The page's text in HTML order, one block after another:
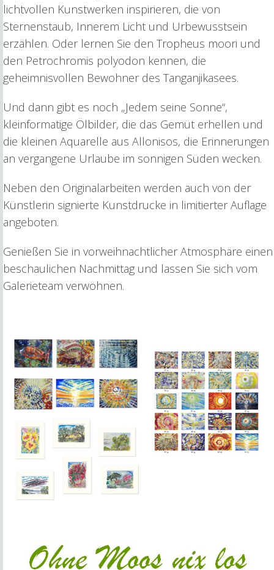
lichtvollen Kunstwerken inspirieren, die von
Sternenstaub, Innerem Licht und Urbewusstsein
erzählen. Oder lernen Sie den Tropheus moori und
den Petrochromis polyodon kennen, die
geheimnisvollen Bewohner des Tanganjikasees.
Und dann gibt es noch „Jedem seine Sonne“,
kleinformatige Ölbilder, die das Gemüt erhellen und
die kleinen Aquarelle aus Allonisos, die Erinnerungen
an vergangene Urlaube im sonnigen Süden wecken.
Neben den Originalarbeiten werden auch von der
Künstlerin signierte Kunstdrucke in limitierter Auflage
angeboten.
Genießen Sie in vorweihnachtlicher Atmosphäre einen
beschaulichen Nachmittag und lassen Sie sich vom
Galerieteam verwöhnen.